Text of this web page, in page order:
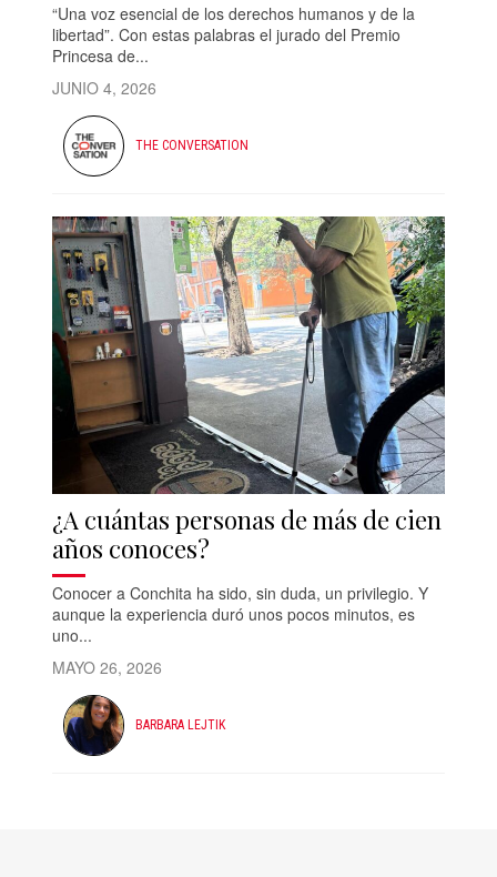
“Una voz esencial de los derechos humanos y de la
libertad”. Con estas palabras el jurado del Premio
Princesa de...
JUNIO 4, 2026
THE CONVERSATION
¿A cuántas personas de más de cien
años conoces?
Conocer a Conchita ha sido, sin duda, un privilegio. Y
aunque la experiencia duró unos pocos minutos, es
uno...
MAYO 26, 2026
BARBARA LEJTIK